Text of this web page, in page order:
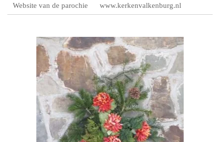
Website van de parochie www.kerkenvalkenburg.nl